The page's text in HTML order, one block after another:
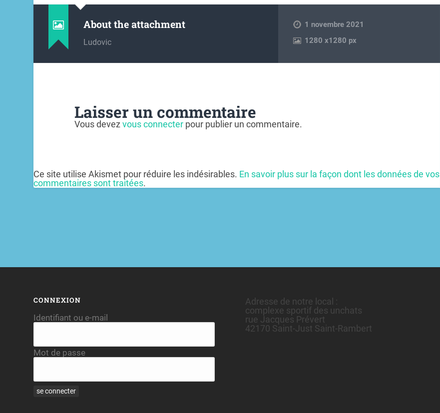
About the attachment
Ludovic
1 novembre 2021
1280x1280 px
Laisser un commentaire
Vous devez vous connecterpour publier un commentaire.
Ce site utilise Akismet pour réduire les indésirables. En savoir plus sur la façon dont les données de vos
commentaires sont traitées.
CONNEXION
Identifiant ou e-mail
Mot de passe
Adresse de notre local :
complexe sportif des unchats
rue Jacques Prévert
42170 Saint-Just Saint-Rambert